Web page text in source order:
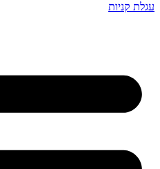
עגלת קניות